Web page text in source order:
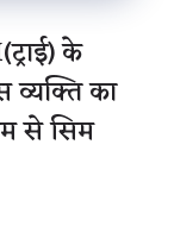
के
व्यक्ति का
से सिम